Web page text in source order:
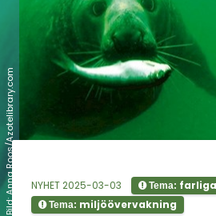
Bild: Anna Roos/Azotelibrary.com NYHET 2025-03-03 Tema:
Tema: miljöövervakning